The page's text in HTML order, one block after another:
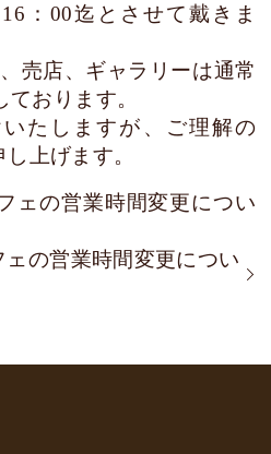
：00迄とさせて戴きま
売店、ギャラリーは通常
おります。
たしますが、ご理解の
上げます。
ェの営業時間変更につい
の営業時間変更につい